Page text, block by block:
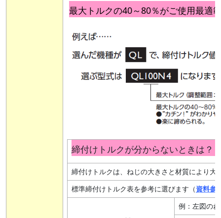
最大トルクの40～80％がご使用最
締付けトルクが分からない
締付けトルクは、ねじの大きさと材質により大
標準締付けトルク表を参考に選びます（資料参
例：左図の